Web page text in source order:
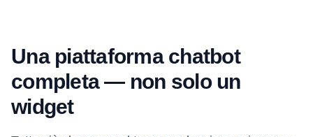
Una piattaforma chatbot
completa — non solo un
widget